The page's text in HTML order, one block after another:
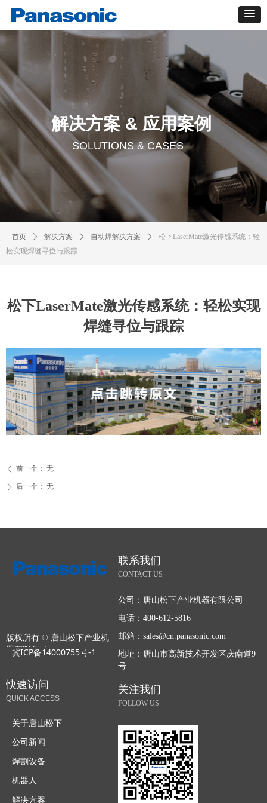
松下LaserMate激光传感系统：轻松实现
焊缝寻位与跟踪
ꄴ 前一个： 无
ꄲ 后一个： 无
首页 ꄲ 解决方案 ꄲ 自动焊解决方案 ꄲ
松下LaserMate激光传感系统：轻
松实现焊缝寻位与跟踪
解决方案 & 应用案例
SOLUTIONS & CASES
关注我们
FOLLOW US
版权所有 © 唐山松下产业机
器有限公司
冀ICP备14000755号-1
联系我们
CONTACT US
公司： 唐山松下产业机器有限公司
电话：400-612-5816
邮箱：sales@cn.panasonic.com
地址： 唐山市高新技术开发区庆南道9
号
快速访问
QUICK ACCESS
关于唐山松下
公司新闻
焊割设备
机器人
解决方案